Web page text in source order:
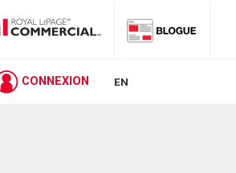
CONNEXION EN